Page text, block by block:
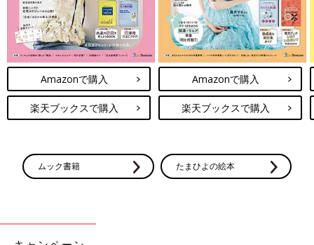
Amazonで購入
楽天ブックスで購入
Amazonで購入
楽天ブックスで購入
ムック書籍 たまひよの絵本